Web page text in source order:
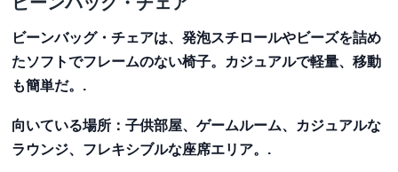
ビーンバッグ・チェアは、発泡スチロールやビーズを詰め
たソフトでフレームのない椅子。カジュアルで軽量、移動
も簡単だ。.
向いている場所 ：子供部屋、ゲームルーム、カジュアルな
ラウンジ、フレキシブルな座席エリア。.